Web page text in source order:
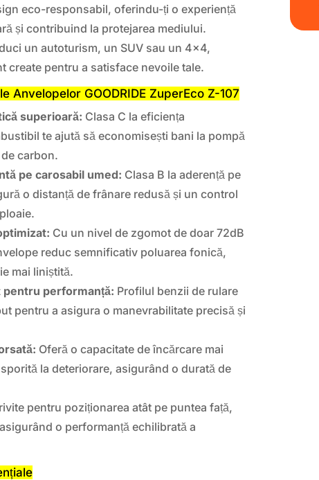
eco-responsabil, oferindu-ți o experiență
și contribuind la protejarea mediului.
un autoturism, un SUV sau un 4×4,
create pentru a satisface nevoile tale.
Anvelopelor GOODRIDE ZuperEco Z-107
superioară: Clasa C la eficiența
te ajută să economisești bani la pompă
carbon.
pe carosabil umed: Clasa B la aderență pe
o distanță de frânare redusă și un control
Cu un nivel de zgomot de doar 72dB
reduc semnificativ poluarea fonică,
mai liniștită.
pentru performanță: Profilul benzii de rulare
pentru a asigura o manevrabilitate precisă și
Oferă o capacitate de încărcare mai
la deteriorare, asigurând o durată de
pentru poziționarea atât pe puntea față,
o performanță echilibrată a